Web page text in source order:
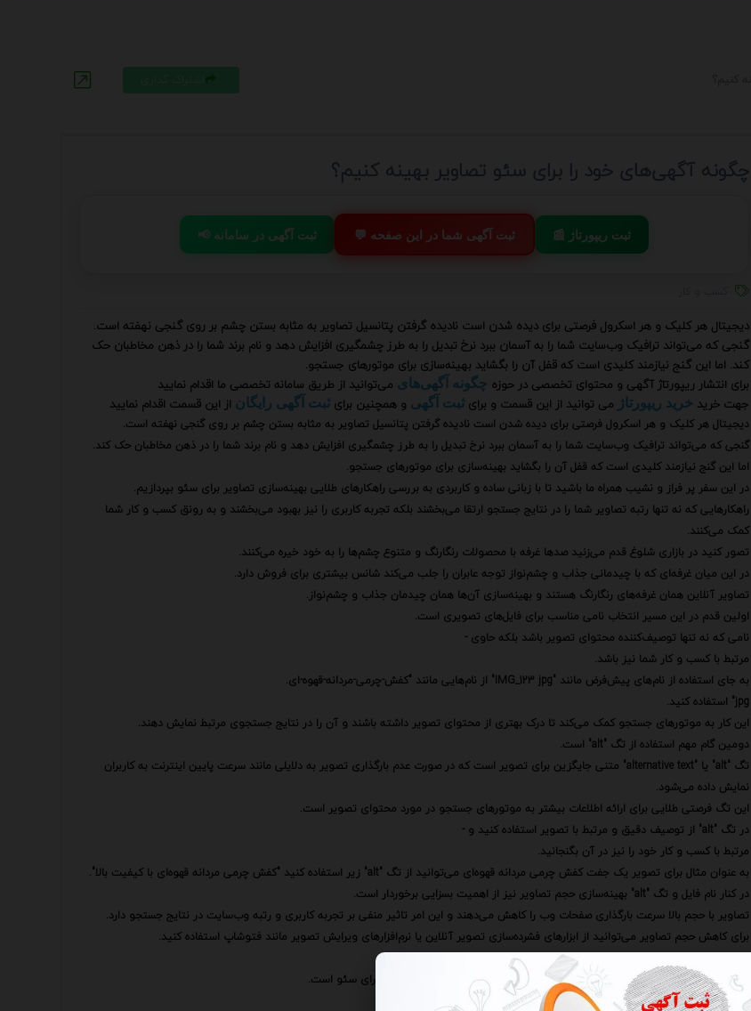
چگونه آگهی‌های خود را برای سئو تصاویر بهینه کنیم؟
📢 ثبت آگهی در سامانه 💬 ثبت آگهی شما در این صفحه 📰 ثبت ریپورتاژ
دیجیتال هر کلیک و هر اسکرول فرصتی برای دیده شدن است نادیده گرفتن پتانسیل تصاویر به مثابه بستن چشم بر روی گنجی نهفته است.
گنجی که می‌تواند ترافیک وب‌سایت شما را به آسمان ببرد نرخ تبدیل را به طرز چشمگیری افزایش دهد و نام برند شما را در ذهن مخاطبان حک
کند. اما این گنج نیازمند کلیدی است که قفل آن را بگشاید بهینه‌سازی برای موتورهای جستجو.
برای انتشار ریپورتاژ آگهی و محتوای تخصصی در حوزه چگونه آگهی‌های می‌توانید از طریق سامانه تخصصی ما اقدام نمایید
جهت خرید خرید ریپورتاژ می توانید از این قسمت و برای ثبت آگهی و همچنین برای ثبت آگهی رایگان از این قسمت اقدام نمایید
دیجیتال هر کلیک و هر اسکرول فرصتی برای دیده شدن است نادیده گرفتن پتانسیل تصاویر به مثابه بستن چشم بر روی گنجی نهفته است.
گنجی که می‌تواند ترافیک وب‌سایت شما را به آسمان ببرد نرخ تبدیل را به طرز چشمگیری افزایش دهد و نام برند شما را در ذهن مخاطبان حک کند.
اما این گنج نیازمند کلیدی است که قفل آن را بگشاید بهینه‌سازی برای موتورهای جستجو.
در این سفر پر فراز و نشیب همراه ما باشید تا با زبانی ساده و کاربردی به بررسی راهکارهای طلایی بهینه‌سازی تصاویر برای سئو بپردازیم.
راهکارهایی که نه تنها رتبه تصاویر شما را در نتایج جستجو ارتقا می‌بخشند بلکه تجربه کاربری را نیز بهبود می‌بخشند و به رونق کسب و کار شما
کمک می‌کنند.
تصور کنید در بازاری شلوغ قدم می‌زنید صدها غرفه با محصولات رنگارنگ و متنوع چشم‌ها را به خود خیره می‌کنند.
در این میان غرفه‌ای که با چیدمانی جذاب و چشم‌نواز توجه عابران را جلب می‌کند شانس بیشتری برای فروش دارد.
تصاویر آنلاین همان غرفه‌های رنگارنگ هستند و بهینه‌سازی آن‌ها همان چیدمان جذاب و چشم‌نواز.
اولین قدم در این مسیر انتخاب نامی مناسب برای فایل‌های تصویری است.
نامی که نه تنها توصیف‌کننده محتوای تصویر باشد بلکه حاوی -
مرتبط با کسب و کار شما نیز باشد.
به جای استفاده از نام‌های پیش‌فرض مانند "IMG_123 jpg" از نام‌هایی مانند "کفش-چرمی-مردانه-قهوه-ای.
jpg" استفاده کنید.
این کار به موتورهای جستجو کمک می‌کند تا درک بهتری از محتوای تصویر داشته باشند و آن را در نتایج جستجوی مرتبط نمایش دهند.
دومین گام مهم استفاده از تگ "alt" است.
تگ "alt" یا "alternative text" متنی جایگزین برای تصویر است که در صورت عدم بارگذاری تصویر به دلایلی مانند سرعت پایین اینترنت به کاربران
نمایش داده می‌شود.
این تگ فرصتی طلایی برای ارائه اطلاعات بیشتر به موتورهای جستجو در مورد محتوای تصویر است.
در تگ "alt" از توصیف دقیق و مرتبط با تصویر استفاده کنید و -
مرتبط با کسب و کار خود را نیز در آن بگنجانید.
به عنوان مثال برای تصویر یک جفت کفش چرمی مردانه قهوه‌ای می‌توانید از تگ "alt" زیر استفاده کنید "کفش چرمی مردانه قهوه‌ای با کیفیت بالا".
در کنار نام فایل و تگ "alt" بهینه‌سازی حجم تصاویر نیز از اهمیت بسزایی برخوردار است.
تصاویر با حجم بالا سرعت بارگذاری صفحات وب را کاهش می‌دهند و این امر تاثیر منفی بر تجربه کاربری و رتبه وب‌سایت در نتایج جستجو دارد.
برای کاهش حجم تصاویر می‌توانید از ابزارهای فشرده‌سازی تصویر آنلاین یا نرم‌افزارهای ویرایش تصویر مانند فتوشاپ استفاده کنید.
سعی کنید حجم تصاویر را بدون افت کیفیت چشمگیر به حداقل برسانید.
انتخاب فرمت مناسب برای تصاویر نیز از جمله نکات کلیدی در بهینه‌سازی تصاویر برای سئو است.
فرمت‌های JPEG PNG و GIF از جمله فرمت‌های رایج برای تصاویر در وب هستند.